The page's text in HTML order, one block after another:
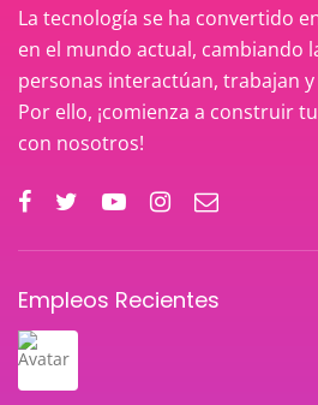
La tecnología se ha convertido
en el mundo actual, cambiando
personas interactúan, trabajan
Por ello, ¡comienza a construir
con nosotros!
Empleos Recientes